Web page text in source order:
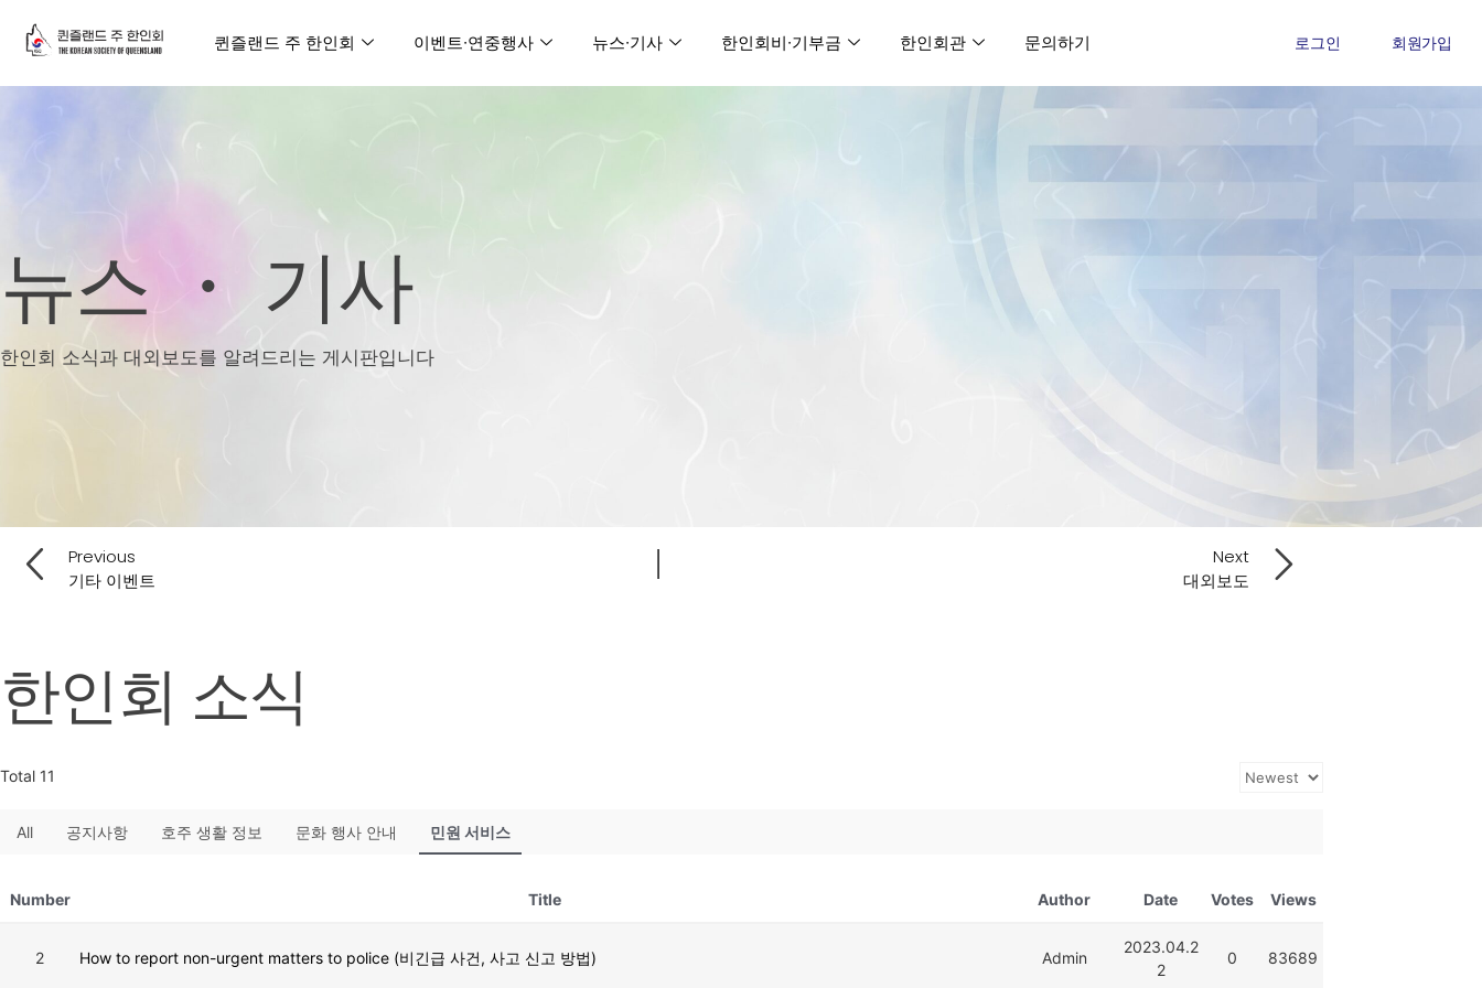
퀸즐랜드 주 한인회 이벤트∙연중행사 뉴스∙기사 한인회비∙기부금 한인회관 문의하기 로그인 회원가입
뉴스 ・ 기사
한인회 소식과 대외보도를 알려드리는 게시판입니다
Previous
기타 이벤트
Next
대외보도
한인회 소식
Total 11
All 공지사항 호주 생활 정보 문화 행사 안내 민원 서비스
Number Title Author Date Votes Views
2 How to report non-urgent matters to police (비긴급 사건, 사고 신고 방법) Admin
2023.04.2
2
0 83689